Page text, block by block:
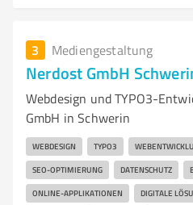
3 Mediengestaltung
Nerdost GmbH
Webdesign und TYPO3-
GmbH in Schwerin
WEBDESIGN TYPO3
SEO-OPTIMIERUNG DATENSCHUTZ
ONLINE-APPLIKATIONEN DIGITALE